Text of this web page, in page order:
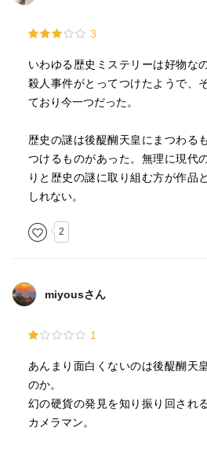
3
いわゆる歴史ミステリーは好物な
殺人事件がとってつけたようで、
ており今一つだった。
歴史の謎は後醍醐天皇にまつわる
つけるものがあった。無理に現代
りと歴史の謎に取り組む方が作品
しれない。
2
miyousさん
1
あんまり面白くないのは後醍醐天
のか。
幻の硬貨の発見を知り振り回され
カメラマン。